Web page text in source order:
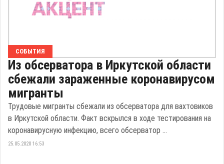
СОБЫТИЯ
Из обсерватора в Иркутской области
сбежали зараженные коронавирусом
мигранты
Трудовые мигранты сбежали из обсерватора для вахтовиков
в Иркутской области. Факт вскрылся в ходе тестирования на
коронавирусную инфекцию, всего обсерватор ...
25.05.2020 16:53